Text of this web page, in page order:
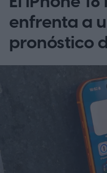
enfrenta a
pronóstico